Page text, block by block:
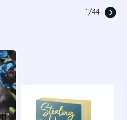
1/44